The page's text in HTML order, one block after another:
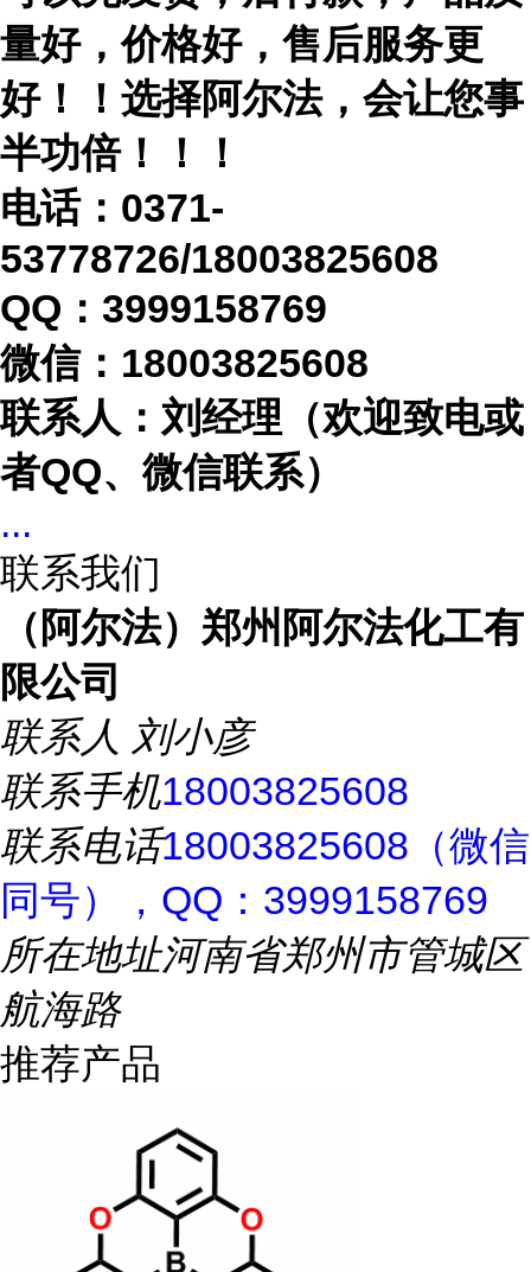
量好，价格好，售后服务更
好！！选择阿尔法，会让您事
半功倍！！！
电话： 0371-
53778726/18003825608
QQ：3999158769
微信： 18003825608
联系人：刘经理（欢迎致电或
者QQ、微信联系）
...
联系我们
（阿尔法）郑州阿尔法化工有
限公司
联系人 刘小彦
联系手机18003825608
联系电话18003825608（微信
同号），QQ：3999158769
所在地址河南省郑州市管城区
航海路
推荐产品